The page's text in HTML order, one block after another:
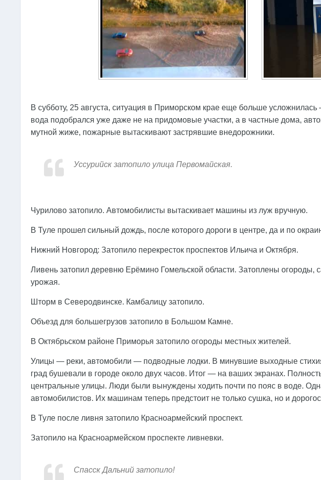
В субботу, 25 августа, ситуация в Приморском крае еще больше
вода подобрался уже даже не на придомовые участки, а в частные дома,
мутной жиже, пожарные вытаскивают застрявшие внедорожники.
Уссурийск затопило улица Первомайская.
Чурилово затопило. Автомобилисты вытаскивает машины из луж вручную.
В Туле прошел сильный дождь, после которого дороги в центре, да и по
Нижний Новгород: Затопило перекресток проспектов Ильича и Октября.
Ливень затопил деревню Ерёмино Гомельской области. Затоплены огороды,
урожая.
Шторм в Северодвинске. Камбалицу затопило.
Объезд для большегрузов затопило в Большом Камне.
В Октябрьском районе Приморья затопило огороды местных жителей.
Улицы — реки, автомобили — подводные лодки. В минувшие выходные
град бушевали в городе около двух часов. Итог — на ваших экранах.
центральные улицы. Люди были вынуждены ходить почти по пояс в воде.
автомобилистов. Их машинам теперь предстоит не только сушка, но и
В Туле после ливня затопило Красноармейский проспект.
Затопило на Красноармейском проспекте ливневки.
Спасск Дальний затопило!